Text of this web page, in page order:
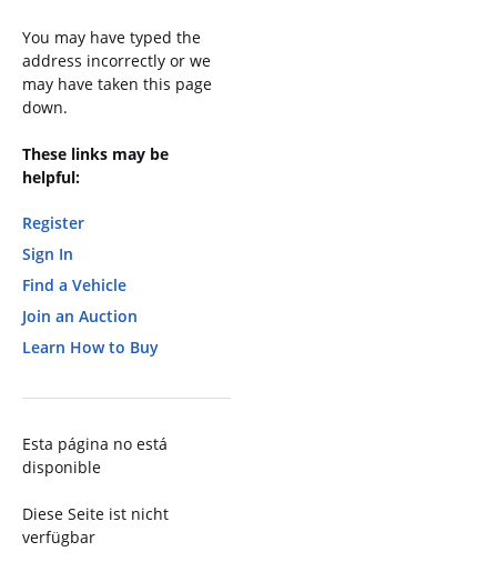
You may have typed the
address incorrectly or we
may have taken this page
down.
These links may be
helpful:
Register
Sign In
Find a Vehicle
Join an Auction
Learn How to Buy
Esta página no está
disponible
Diese Seite ist nicht
verfügbar